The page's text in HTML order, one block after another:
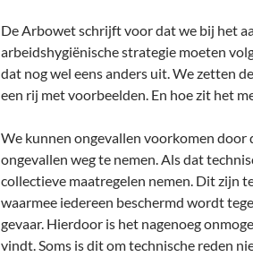
De Arbowet schrijft voor dat we bij het
arbeidshygiënische strategie moeten
dat nog wel eens anders uit. We zetten
een rij met voorbeelden. En hoe zit het
We kunnen ongevallen voorkomen door
ongevallen weg te nemen. Als dat
collectieve maatregelen nemen. Dit zijn
waarmee iedereen beschermd wordt
gevaar. Hierdoor is het nagenoeg
vindt. Soms is dit om technische reden